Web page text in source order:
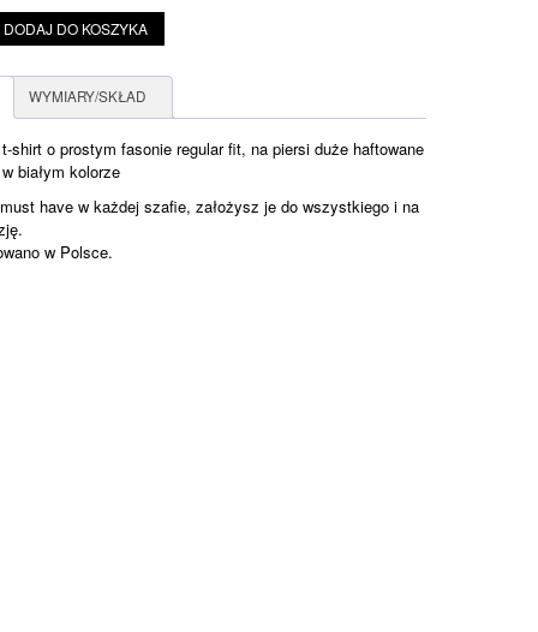
DODAJ DO KOSZYKA
WYMIARY/SKŁAD
shirt o prostym fasonie regular fit, na piersi duże haftowane
białym kolorze
have w każdej szafie, założysz je do wszystkiego i na
w Polsce.